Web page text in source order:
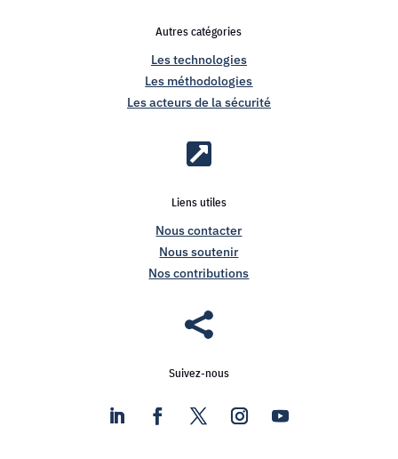
Autres catégories
Les technologies
Les méthodologies
Les acteurs de la sécurité

Liens utiles
Nous contacter
Nous soutenir
Nos contributions

Suivez-nous